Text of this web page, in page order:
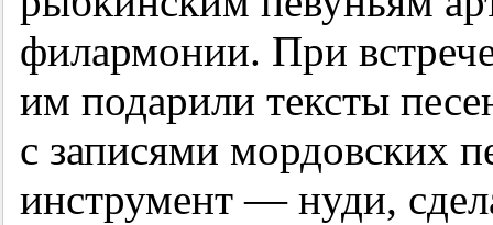
филармонии. При
им подарили тексты
с записями мордовских
инструмент — нуди,